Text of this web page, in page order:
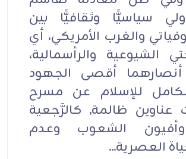
سياسيًّا وثقافيًّا بين
والغرب الأمريكي، أي
الشيوعية والرأسمالية،
أقصى الجهود
للإسلام عن مسرح
عناوين ظالمة, كالرَّجعية
الشعوب وعدم
العصرية...